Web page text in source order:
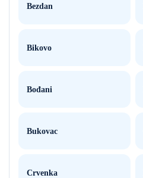
Bezdan
Bikovo
Bođani
Bukovac
Crvenka